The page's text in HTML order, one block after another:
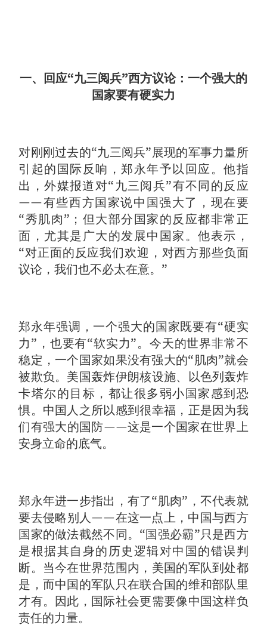
一、回应“九三阅兵”西方议论：一个强大的
国家要有硬实力
对刚刚过去的“九三阅兵”展现的军事力量所
引起的国际反响，郑永年予以回应。他指
出，外媒报道对“九三阅兵”有不同的反应
——有些西方国家说中国强大了，现在要
“秀肌肉”；但大部分国家的反应都非常正
面，尤其是广大的发展中国家。他表示，
“对正面的反应我们欢迎，对西方那些负面
议论，我们也不必太在意。”
郑永年强调，一个强大的国家既要有“硬实
力”，也要有“软实力”。今天的世界非常不
稳定，一个国家如果没有强大的“肌肉”就会
被欺负。美国轰炸伊朗核设施、以色列轰炸
卡塔尔的目标，都让很多弱小国家感到恐
惧。中国人之所以感到很幸福，正是因为我
们有强大的国防——这是一个国家在世界上
安身立命的底气。
郑永年进一步指出，有了“肌肉”，不代表就
要去侵略别人——在这一点上，中国与西方
国家的做法截然不同。“国强必霸”只是西方
是根据其自身的历史逻辑对中国的错误判
断。当今在世界范围内，美国的军队到处都
是，而中国的军队只在联合国的维和部队里
才有。因此，国际社会更需要像中国这样负
责任的力量。